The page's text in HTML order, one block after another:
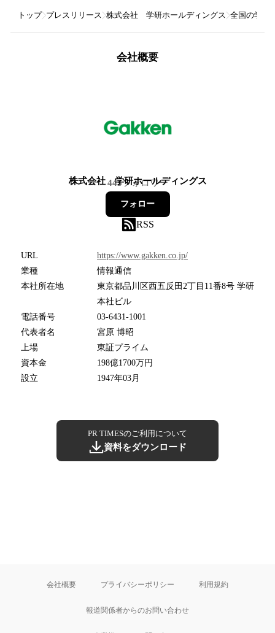
トップ プレスリリース 株式会社 学研ホールディングス 全国の学校
会社概要
株式会社 学研ホールディングス
445フォロワー
フォロー
RSS
URL
https://www.gakken.co.jp/
業種
情報通信
本社所在地
東京都品川区西五反田2丁目11番8号 学研
本社ビル
電話番号
03-6431-1001
代表者名
宮原 博昭
上場
東証プライム
資本金
198億1700万円
設立
1947年03月
PR TIMESのご利用について
資料をダウンロード
会社概要 プライバシーポリシー 利用規約
報道関係者からのお問い合わせ